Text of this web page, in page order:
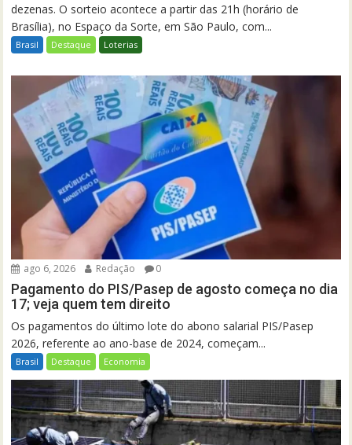
dezenas. O sorteio acontece a partir das 21h (horário de
Brasília), no Espaço da Sorte, em São Paulo, com...
Brasil Destaque Loterias
ago 6, 2026 Redação 0
Pagamento do PIS/Pasep de agosto começa no dia
17; veja quem tem direito
Os pagamentos do último lote do abono salarial PIS/Pasep
2026, referente ao ano-base de 2024, começam...
Brasil Destaque Economia